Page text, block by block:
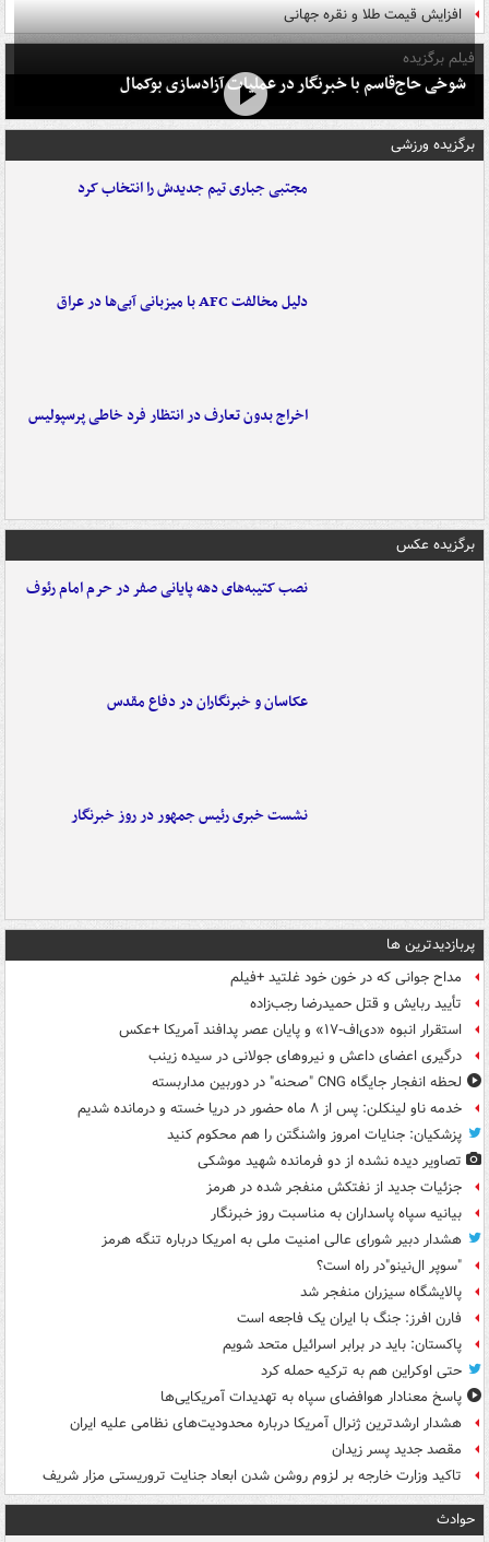
افزایش قیمت طلا و نقره جهانی
فیلم برگزیده
شوخی حاج‌قاسم با خبرنگار در عملیات آزادسازی بوکمال
برگزیده ورزشی
مجتبی جباری تیم جدیدش را انتخاب کرد
دلیل مخالفت AFC با میزبانی آبی‌ها در عراق
اخراج بدون تعارف در انتظار فرد خاطی پرسپولیس
برگزیده عکس
نصب کتیبه‌های دهه پایانی صفر در حرم امام رئوف
عکاسان و خبرنگاران در دفاع مقدس
نشست خبری رئیس جمهور در روز خبرنگار
پربازدیدترین ها
مداح جوانی که در خون خود غلتید +فیلم
تأیید ربایش و قتل حمیدرضا رجب‌زاده
استقرار انبوه «دی‌اف‑۱۷» و پایان عصر پدافند آمریکا +عکس
درگیری اعضای داعش و نیروهای جولانی در سیده زینب
لحظه انفجار جایگاه CNG "صحنه" در دوربین مداربسته
خدمه ناو لینکلن: پس از ۸ ماه حضور در دریا خسته و درمانده‌ شدیم
پزشکیان: جنایات امروز واشنگتن را هم محکوم کنید
تصاویر دیده‌ نشده از دو فرمانده شهید موشکی
جزئیات جدید از نفتکش منفجر شده در هرمز
بیانیه سپاه پاسداران به مناسبت روز خبرنگار
هشدار دبیر شورای عالی امنیت ملی به امریکا درباره تنگه هرمز
"سوپر ال‌نینو"در راه است؟
پالایشگاه سیزران منفجر شد
فارن افرز: جنگ با ایران یک فاجعه است
پاکستان: باید در برابر اسرائیل متحد شویم
حتی اوکراین هم به ترکیه حمله کرد
پاسخ معنادار هوافضای سپاه به تهدیدات آمریکایی‌ها
هشدار ارشدترین ژنرال آمریکا درباره محدودیت‌های نظامی علیه ایران
مقصد جدید پسر زیدان
تاکید وزارت خارجه بر لزوم روشن شدن ابعاد جنایت تروریستی مزار شریف
حوادث